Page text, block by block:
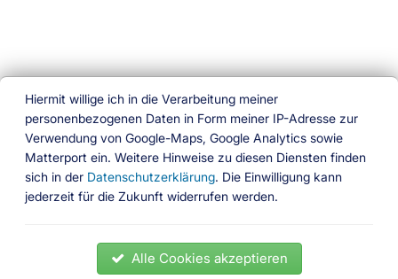
Hiermit willige ich in die Verarbeitung meiner
personenbezogenen Daten in Form meiner IP-Adresse zur
Verwendung von Google-Maps, Google Analytics sowie
Matterport ein. Weitere Hinweise zu diesen Diensten finden
sich in der Datenschutzerklärung. Die Einwilligung kann
jederzeit für die Zukunft widerrufen werden.
Alle Cookies akzeptieren
Ferien am Wasser
Das besondere Buchungsportal
Ferienhäuser Ferienwohnungen Hausboote
Gedöns Shop Partner Impressum Kontakt